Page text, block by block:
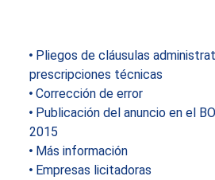
Pliegos de cláusulas
prescripciones técnicas
Corrección de error
Publicación del anuncio en el
2015
Más información
Empresas licitadoras